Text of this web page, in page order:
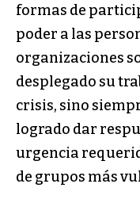
formas de
poder a las
organizaciones
desplegado su
crisis, sino
logrado dar
urgencia
de grupos más